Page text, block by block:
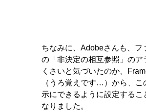
ちなみに、Adobeさんも、フ
の「非決定の相互参照」のア
くさいと気づいたのか、
（うろ覚えです…）から、こ
示にできるように設定するこ
なりました。